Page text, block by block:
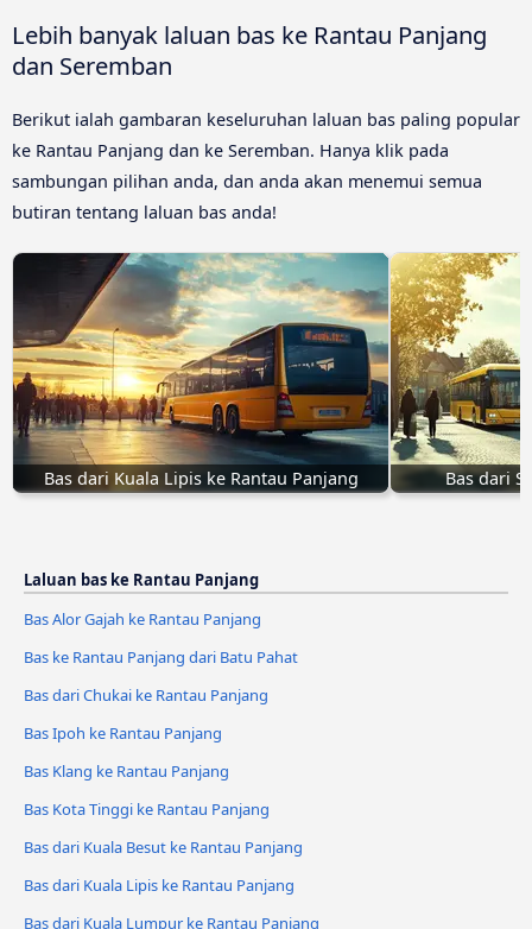
Lebih banyak laluan bas ke Rantau Panjang
dan Seremban
Berikut ialah gambaran keseluruhan laluan bas paling popular
ke Rantau Panjang dan ke Seremban. Hanya klik pada
sambungan pilihan anda, dan anda akan menemui semua
butiran tentang laluan bas anda!
Bas dari Kuala Lipis ke Rantau Panjang Bas dari
Laluan bas ke Rantau Panjang
Bas Alor Gajah ke Rantau Panjang
Bas ke Rantau Panjang dari Batu Pahat
Bas dari Chukai ke Rantau Panjang
Bas Ipoh ke Rantau Panjang
Bas Klang ke Rantau Panjang
Bas Kota Tinggi ke Rantau Panjang
Bas dari Kuala Besut ke Rantau Panjang
Bas dari Kuala Lipis ke Rantau Panjang
Bas dari Kuala Lumpur ke Rantau Panjang